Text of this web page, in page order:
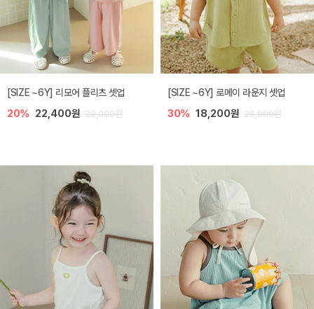
[SIZE ~6Y] 리모어 플리츠 셋업
20% 22,400원 28,000원
[SIZE ~6Y] 로메이 라운지 셋업
30% 18,200원 26,000원